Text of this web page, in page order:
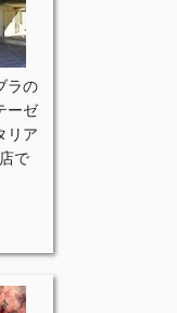
ラの
ーゼ
リア
で